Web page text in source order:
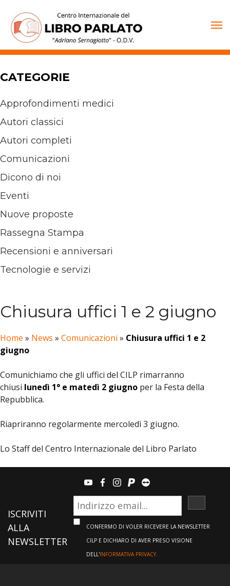
contenuto
CATEGORIE
Approfondimenti medici
Autori classici
Autori completi
Comunicazioni
Dicono di noi
Eventi
Nuove proposte
Rassegna Stampa
Recensioni e anniversari
Tecnologie e servizi
Chiusura uffici 1 e 2 giugno
Home » News » Comunicazioni » Chiusura uffici 1 e 2
giugno
Comunichiamo che gli uffici del CILP rimarranno
chiusi lunedì 1° e matedì 2 giugno per la Festa della
Repubblica.
Riapriranno regolarmente mercoledì 3 giugno.
Lo Staff del Centro Internazionale del Libro Parlato
youtubefacebook
instagram
paypalteamviewer
ISCRIVITI
ALLA
NEWSLETTER
CONFERMO DI VOLER RICEVERE LA NEWSLETTER
CILP E DICHIARO DI AVER PRESO VISIONE
DELL'INFORMATIVA PRIVACY.